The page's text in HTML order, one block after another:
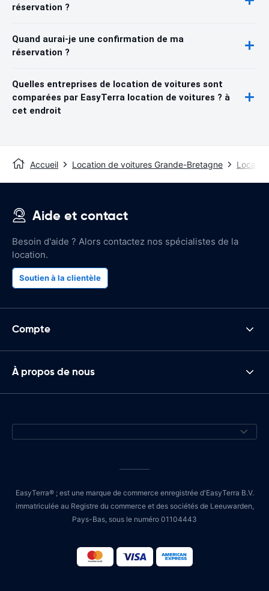
réservation ?
Quand aurai-je une confirmation de ma
réservation ?
Quelles entreprises de location de voitures sont
comparées par EasyTerra location de voitures ? à
cet endroit
Accueil Location de voitures Grande-Bretagne
Aide et contact
Besoin d'aide ? Alors contactez nos spécialistes de la
location.
Soutien à la clientèle
Compte
À propos de nous
EasyTerra® ; est une marque de commerce enregistrée d'EasyTerra B.V.
immatriculée au Registre du commerce et des sociétés de Leeuwarden,
Pays-Bas, sous le numéro 01104443